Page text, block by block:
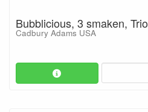
Bubblicious, 3 smaken, Trio
Cadbury Adams USA